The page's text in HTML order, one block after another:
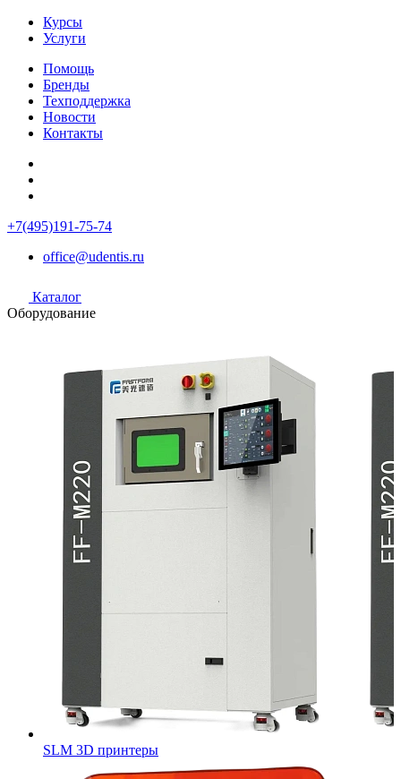
Курсы
Услуги
Помощь
Бренды
Техподдержка
Новости
Контакты
+7(495)191-75-74
office@udentis.ru
Каталог
Оборудование
SLM 3D принтеры